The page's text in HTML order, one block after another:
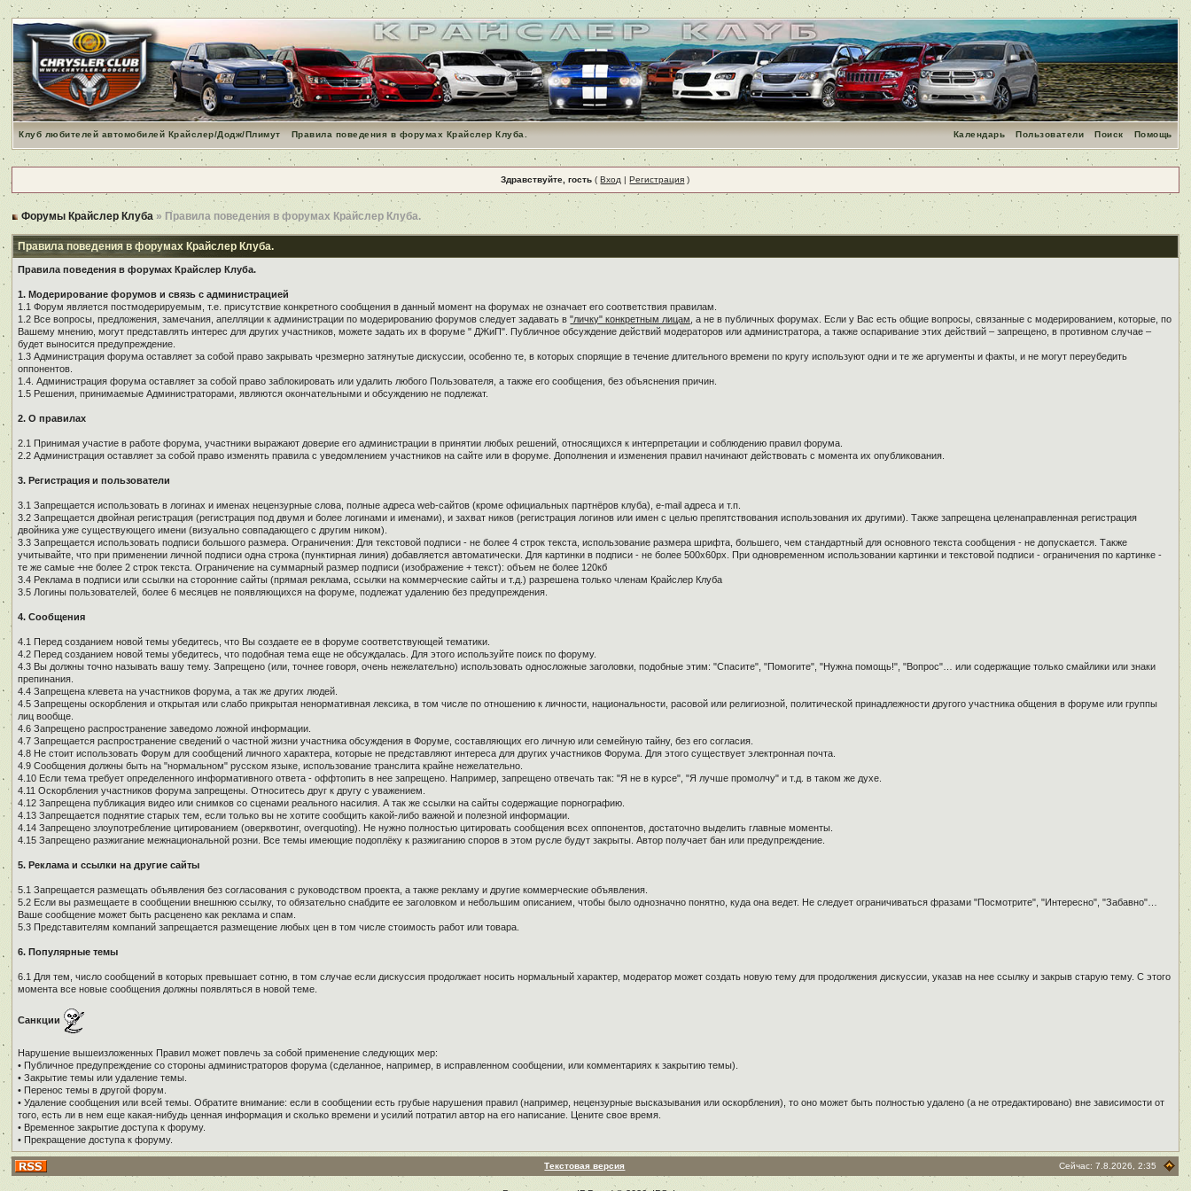
Клуб любителей автомобилей Крайслер/Додж/Плимут Правила поведения в форумах Крайслер Клуба. Помощь
Поиск
Пользователи
Календарь
Здравствуйте, гость (Вход |Регистрация )
Форумы Крайслер Клуба » Правила поведения в форумах Крайслер Клуба.
Правила поведения в форумах Крайслер Клуба.
Правила поведения в форумах Крайслер Клуба.
1. Модерирование форумов и связь с администрацией
1.1 Форум является постмодерируемым, т.е. присутствие конкретного сообщения в данный момент на форумах не означает его соответствия правилам.
1.2 Все вопросы, предложения, замечания, апелляции к администрации по модерированию форумов следует задавать в"личку" конкретным лицам , а не в публичных форумах. Если у Вас есть общие вопросы, связанные с модерированием, которые, по
Вашему мнению, могут представлять интерес для других участников, можете задать их в форуме " ДЖиП". Публичное обсуждение действий модераторов или администратора, а также оспаривание этих действий – запрещено, в противном случае –
будет выносится предупреждение.
1.3 Администрация форума оставляет за собой право закрывать чрезмерно затянутые дискуссии, особенно те, в которых спорящие в течение длительного времени по кругу используют одни и те же аргументы и факты, и не могут переубедить
оппонентов.
1.4. Администрация форума оставляет за собой право заблокировать или удалить любого Пользователя, а также его сообщения, без объяснения причин.
1.5 Решения, принимаемые Администраторами, являются окончательными и обсуждению не подлежат.
2. О правилах
2.1 Принимая участие в работе форума, участники выражают доверие его администрации в принятии любых решений, относящихся к интерпретации и соблюдению правил форума.
2.2 Администрация оставляет за собой право изменять правила с уведомлением участников на сайте или в форуме. Дополнения и изменения правил начинают действовать с момента их опубликования.
3. Регистрация и пользователи
3.1 Запрещается использовать в логинах и именах нецензурные слова, полные адреса web-сайтов (кроме официальных партнёров клуба), e-mail адреса и т.п.
3.2 Запрещается двойная регистрация (регистрация под двумя и более логинами и именами), и захват ников (регистрация логинов или имен с целью препятствования использования их другими). Также запрещена целенаправленная регистрация
двойника уже существующего имени (визуально совпадающего с другим ником).
3.3 Запрещается использовать подписи большого размера. Ограничения: Для текстовой подписи - не более 4 строк текста, использование размера шрифта, большего, чем стандартный для основного текста сообщения - не допускается. Также
учитывайте, что при применении личной подписи одна строка (пунктирная линия) добавляется автоматически. Для картинки в подписи - не более 500x60px. При одновременном использовании картинки и текстовой подписи - ограничения по картинке -
те же самые +не более 2 строк текста. Ограничение на суммарный размер подписи (изображение + текст): объем не более 120кб
3.4 Реклама в подписи или ссылки на сторонние сайты (прямая реклама, ссылки на коммерческие сайты и т.д.) разрешена только членам Крайслер Клуба
3.5 Логины пользователей, более 6 месяцев не появляющихся на форуме, подлежат удалению без предупреждения.
4. Сообщения
4.1 Перед созданием новой темы убедитесь, что Вы создаете ее в форуме соответствующей тематики.
4.2 Перед созданием новой темы убедитесь, что подобная тема еще не обсуждалась. Для этого используйте поиск по форуму.
4.3 Вы должны точно называть вашу тему. Запрещено (или, точнее говоря, очень нежелательно) использовать односложные заголовки, подобные этим: "Спасите", "Помогите", "Нужна помощь!", "Вопрос"… или содержащие только смайлики или знаки
препинания.
4.4 Запрещена клевета на участников форума, а так же других людей.
4.5 Запрещены оскорбления и открытая или слабо прикрытая ненормативная лексика, в том числе по отношению к личности, национальности, расовой или религиозной, политической принадлежности другого участника общения в форуме или группы
лиц вообще.
4.6 Запрещено распространение заведомо ложной информации.
4.7 Запрещается распространение сведений о частной жизни участника обсуждения в Форуме, составляющих его личную или семейную тайну, без его согласия.
4.8 Не стоит использовать Форум для сообщений личного характера, которые не представляют интереса для других участников Форума. Для этого существует электронная почта.
4.9 Сообщения должны быть на "нормальном" русском языке, использование транслита крайне нежелательно.
4.10 Если тема требует определенного информативного ответа - оффтопить в нее запрещено. Например, запрещено отвечать так: "Я не в курсе", "Я лучше промолчу" и т.д. в таком же духе.
4.11 Оскорбления участников форума запрещены. Относитесь друг к другу с уважением.
4.12 Запрещена публикация видео или снимков со сценами реального насилия. А так же ссылки на сайты содержащие порнографию.
4.13 Запрещается поднятие старых тем, если только вы не хотите сообщить какой-либо важной и полезной информации.
4.14 Запрещено злоупотребление цитированием (оверквотинг, overquoting). Не нужно полностью цитировать сообщения всех оппонентов, достаточно выделить главные моменты.
4.15 Запрещено разжигание межнациональной розни. Все темы имеющие подоплёку к разжиганию споров в этом русле будут закрыты. Автор получает бан или предупреждение.
5. Реклама и ссылки на другие сайты
5.1 Запрещается размещать объявления без согласования с руководством проекта, а также рекламу и другие коммерческие объявления.
5.2 Если вы размещаете в сообщении внешнюю ссылку, то обязательно снабдите ее заголовком и небольшим описанием, чтобы было однозначно понятно, куда она ведет. Не следует ограничиваться фразами "Посмотрите", "Интересно", "Забавно"…
Ваше сообщение может быть расценено как реклама и спам.
5.3 Представителям компаний запрещается размещение любых цен в том числе стоимость работ или товара.
6. Популярные темы
6.1 Для тем, число сообщений в которых превышает сотню, в том случае если дискуссия продолжает носить нормальный характер, модератор может создать новую тему для продолжения дискуссии, указав на нее ссылку и закрыв старую тему. С этого
момента все новые сообщения должны появляться в новой теме.
Санкции
Нарушение вышеизложенных Правил может повлечь за собой применение следующих мер:
• Публичное предупреждение со стороны администраторов форума (сделанное, например, в исправленном сообщении, или комментариях к закрытию темы).
• Закрытие темы или удаление темы.
• Перенос темы в другой форум.
• Удаление сообщения или всей темы. Обратите внимание: если в сообщении есть грубые нарушения правил (например, нецензурные высказывания или оскорбления), то оно может быть полностью удалено (а не отредактировано) вне зависимости от
того, есть ли в нем еще какая-нибудь ценная информация и сколько времени и усилий потратил автор на его написание. Цените свое время.
• Временное закрытие доступа к форуму.
• Прекращение доступа к форуму.
Текстовая версия Сейчас: 7.8.2026, 2:35